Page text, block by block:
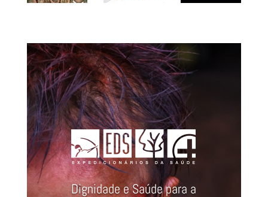
Dignidade e Saúde para a